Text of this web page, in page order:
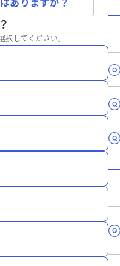
ありますか？
してください。